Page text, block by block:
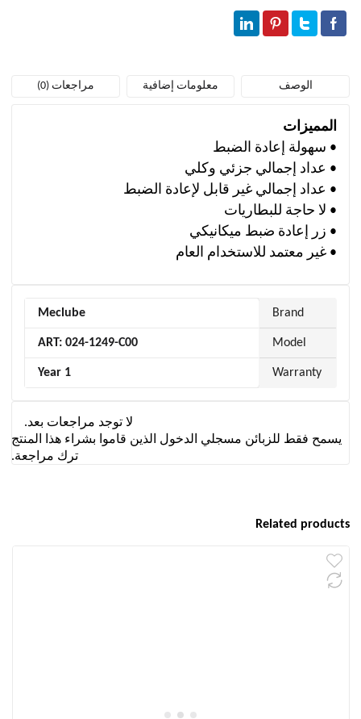
الوصف معلومات إضافية مراجعات (0)
المميزات
• سهولة إعادة الضبط
• عداد إجمالي جزئي وكلي
• عداد إجمالي غير قابل لإعادة الضبط
• لا حاجة للبطاريات
• زر إعادة ضبط ميكانيكي
• غير معتمد للاستخدام العام
Brand
Meclube
Model
ART: 024-1249-C00
Warranty
1 Year
لا توجد مراجعات بعد.
يسمح فقط للزبائن مسجلي الدخول الذين قاموا بشراء هذا المنتج
ترك مراجعة.
Related products